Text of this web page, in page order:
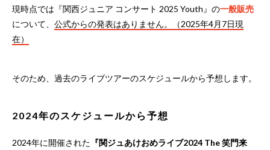
現時点では『関西ジュニア コンサート 2025 Youth』の一般販売
について、 公式からの発表はありません。（2025年4月7日現
在）
そのため、過去のライブツアーのスケジュールから予想します。
2024年のスケジュールから予想
2024年に開催された 『関ジュあけおめライブ2024 The 笑門来